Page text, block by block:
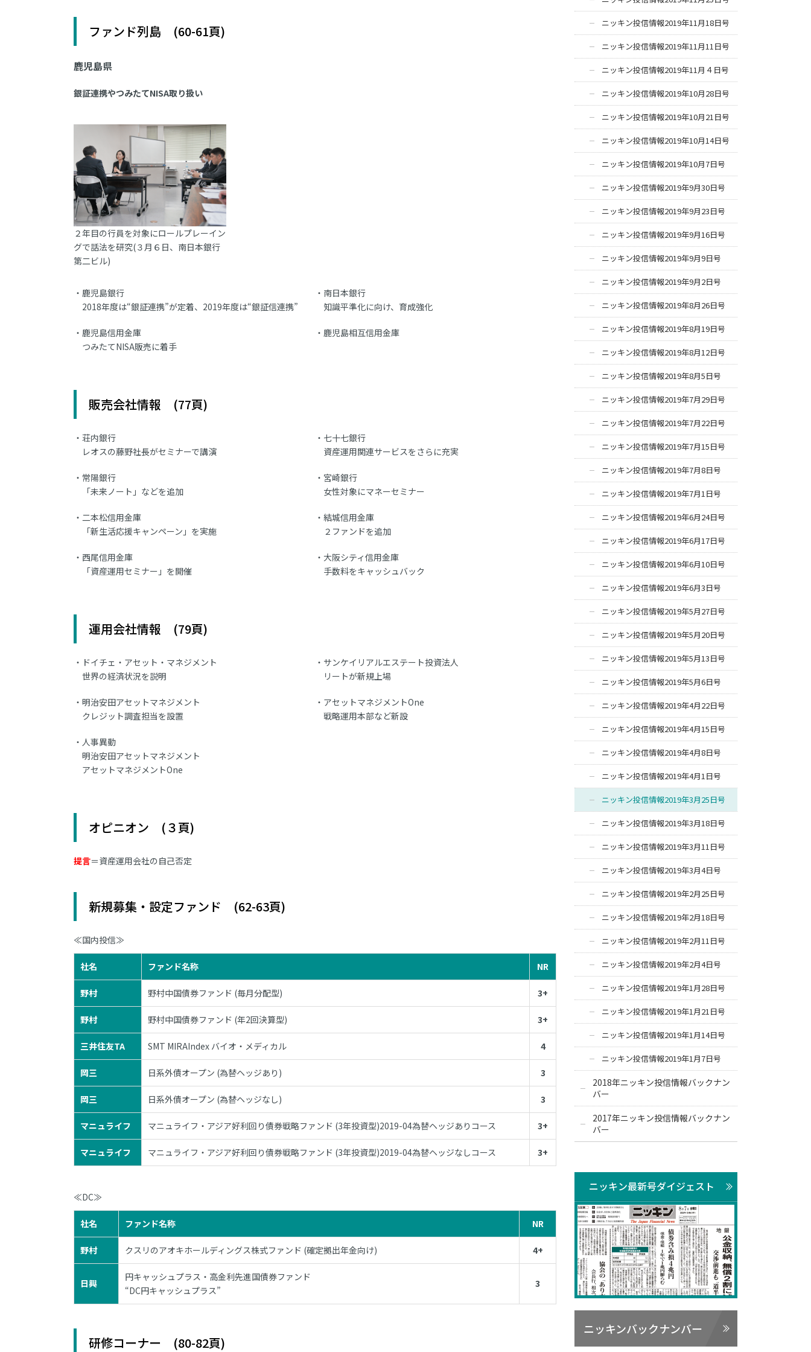
ファンド列島 (60-61頁)
鹿児島県
銀証連携やつみたてNISA取り扱い
２年目の行員を対象にロールプレーイン
グで話法を研究(３月６日、南日本銀行
第二ビル)
鹿児島銀行
2018年度は“銀証連携”が定着、2019年度は“銀証信連携”
南日本銀行
知識平準化に向け、育成強化
鹿児島信用金庫
つみたてNISA販売に着手
鹿児島相互信用金庫
販売会社情報 (77頁)
荘内銀行
レオスの藤野社長がセミナーで講演
七十七銀行
資産運用関連サービスをさらに充実
常陽銀行
「未来ノート」などを追加
宮崎銀行
女性対象にマネーセミナー
二本松信用金庫
「新生活応援キャンペーン」を実施
結城信用金庫
２ファンドを追加
西尾信用金庫
「資産運用セミナー」を開催
大阪シティ信用金庫
手数料をキャッシュバック
運用会社情報 (79頁)
ドイチェ・アセット・マネジメント
世界の経済状況を説明
サンケイリアルエステート投資法人
リートが新規上場
明治安田アセットマネジメント
クレジット調査担当を設置
アセットマネジメントOne
戦略運用本部など新設
人事異動
明治安田アセットマネジメント
アセットマネジメントOne
オピニオン (３頁)
提言＝資産運用会社の自己否定
新規募集・設定ファンド (62-63頁)
≪国内投信≫
社名 ファンド名称 NR
野村 野村中国債券ファンド (毎月分配型) 3+
野村 野村中国債券ファンド (年2回決算型) 3+
三井住友TA SMT MIRAIndex バイオ・メディカル 4
岡三 日系外債オープン (為替ヘッジあり) 3
岡三 日系外債オープン (為替ヘッジなし) 3
マニュライフ マニュライフ・アジア好利回り債券戦略ファンド (3年投資型)2019-04為替ヘッジありコース 3+
マニュライフ マニュライフ・アジア好利回り債券戦略ファンド (3年投資型)2019-04為替ヘッジなしコース 3+
≪DC≫
社名 ファンド名称 NR
野村 クスリのアオキホールディングス株式ファンド (確定拠出年金向け) 4+
日興
円キャッシュプラス・高金利先進国債券ファンド
“DC円キャッシュプラス”
3
研修コーナー (80-82頁)
ニッキン投信情報2019年11月18日号
ニッキン投信情報2019年11月11日号
ニッキン投信情報2019年11月４日号
ニッキン投信情報2019年10月28日号
ニッキン投信情報2019年10月21日号
ニッキン投信情報2019年10月14日号
ニッキン投信情報2019年10月7日号
ニッキン投信情報2019年9月30日号
ニッキン投信情報2019年9月23日号
ニッキン投信情報2019年9月16日号
ニッキン投信情報2019年9月9日号
ニッキン投信情報2019年9月2日号
ニッキン投信情報2019年8月26日号
ニッキン投信情報2019年8月19日号
ニッキン投信情報2019年8月12日号
ニッキン投信情報2019年8月5日号
ニッキン投信情報2019年7月29日号
ニッキン投信情報2019年7月22日号
ニッキン投信情報2019年7月15日号
ニッキン投信情報2019年7月8日号
ニッキン投信情報2019年7月1日号
ニッキン投信情報2019年6月24日号
ニッキン投信情報2019年6月17日号
ニッキン投信情報2019年6月10日号
ニッキン投信情報2019年6月3日号
ニッキン投信情報2019年5月27日号
ニッキン投信情報2019年5月20日号
ニッキン投信情報2019年5月13日号
ニッキン投信情報2019年5月6日号
ニッキン投信情報2019年4月22日号
ニッキン投信情報2019年4月15日号
ニッキン投信情報2019年4月8日号
ニッキン投信情報2019年4月1日号
ニッキン投信情報2019年3月25日号
ニッキン投信情報2019年3月18日号
ニッキン投信情報2019年3月11日号
ニッキン投信情報2019年3月4日号
ニッキン投信情報2019年2月25日号
ニッキン投信情報2019年2月18日号
ニッキン投信情報2019年2月11日号
ニッキン投信情報2019年2月4日号
ニッキン投信情報2019年1月28日号
ニッキン投信情報2019年1月21日号
ニッキン投信情報2019年1月14日号
ニッキン投信情報2019年1月7日号
2018年ニッキン投信情報バックナン
バー
2017年ニッキン投信情報バックナン
バー
ニッキン最新号ダイジェスト
ニッキンバックナンバー